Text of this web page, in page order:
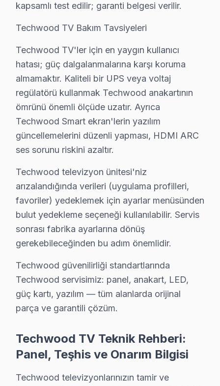
• Bağcılar'de müşteri memnuniyeti odaklı yaklaşım
• Temiz ve düzenli çalışma prensibi
Bağcılar'da Techwood televizyonlarınızı emin ellere
Bağcılar'dan Komşu İlçelere Techwood
Techwood ekran teknik desteğimiz Bağcılar
Servis ağı detayları:
• Bağcılar ve çevresi tam kapsama — Bağcılar
• Bağcılar'de yoğun saatlerde bile aynı gün müdahale
• Bağcılar'de kurumsal ve bireysel müşterilere özel
Bağcılar'da Techwood desteği bir telefon kadar yakın.
Bağcılar'da Techwood TV Bakım Rehberi –
Techwood panel'nizin performansını yıllarca
Uzun ömür sırları:
• Bağcılar'de havalandırma deliklerini kapatmayın,
• Bağcılar'de günlük kullanımda standby yerine tam
• Yüksek nem ortamlarında Bağcılar'de akıllı TV'yi
• Bağcılar'de nem ve soğuk ortamlardan LED TV'nizi
• Bağcılar'de ekran temizliği için yalnızca kuru ya da
Bu önerileri uygulayarak Bağcılar'da Techwood
Techwood TV'lerde Sık Görülen Arızalar
kapsamlı test edilir; garanti belgesi verilir.
Techwood TV Bakım Tavsiyeleri
Techwood TV'ler için en yaygın kullanıcı
hatası; güç dalgalanmalarına karşı koruma
almamaktır. Kaliteli bir UPS veya voltaj
regülatörü kullanmak Techwood anakartının
ömrünü önemli ölçüde uzatır. Ayrıca
Techwood Smart ekran'lerin yazılım
güncellemelerini düzenli yapması, HDMI ARC
ses sorunu riskini azaltır.
Techwood televizyon ünitesi'niz
arızalandığında verileri (uygulama profilleri,
favoriler) yedeklemek için ayarlar menüsünden
bulut yedekleme seçeneği kullanılabilir. Servis
sonrası fabrika ayarlarına dönüş
gerekebileceğinden bu adım önemlidir.
Techwood güvenilirliği standartlarında
Techwood servisimiz: panel, anakart, LED,
güç kartı, yazılım — tüm alanlarda orijinal
parça ve garantili çözüm.
Techwood TV Teknik Rehberi:
Panel, Teşhis ve Onarım Bilgisi
Techwood televizyonlarınızın tamir ve